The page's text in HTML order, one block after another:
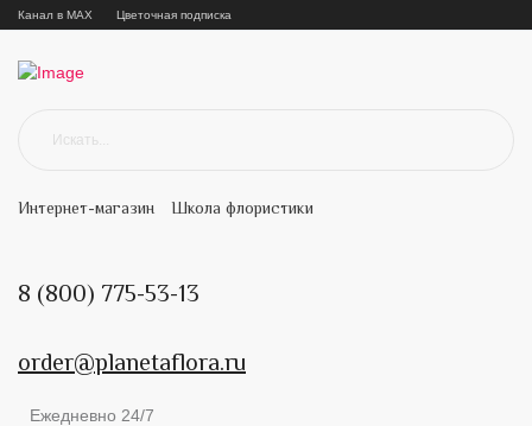
Канал в MAX Цветочная подписка
Интернет-магазин Школа флористики
8 (800) 775-53-13
order@planetaflora.ru
Ежедневно 24/7